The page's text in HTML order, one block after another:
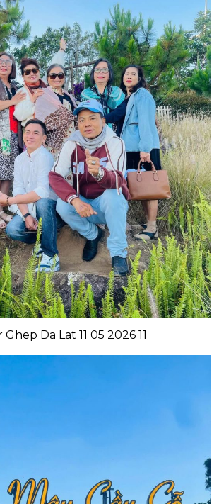
Ghep Da Lat 11 05 2026 11